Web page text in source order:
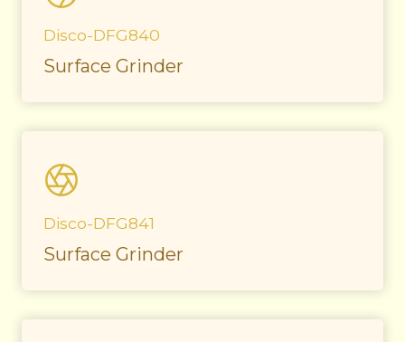
Disco-DFG840
Surface Grinder
Disco-DFG841
Surface Grinder